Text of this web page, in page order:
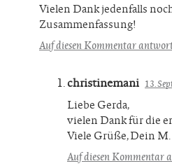
Vielen Dank jedenfalls
Zusammenfassung!
Auf diesen Kommentar
christinemani 13.
Liebe Gerda,
vielen Dank für die
Viele Grüße, Dein
Auf diesen Kommentar